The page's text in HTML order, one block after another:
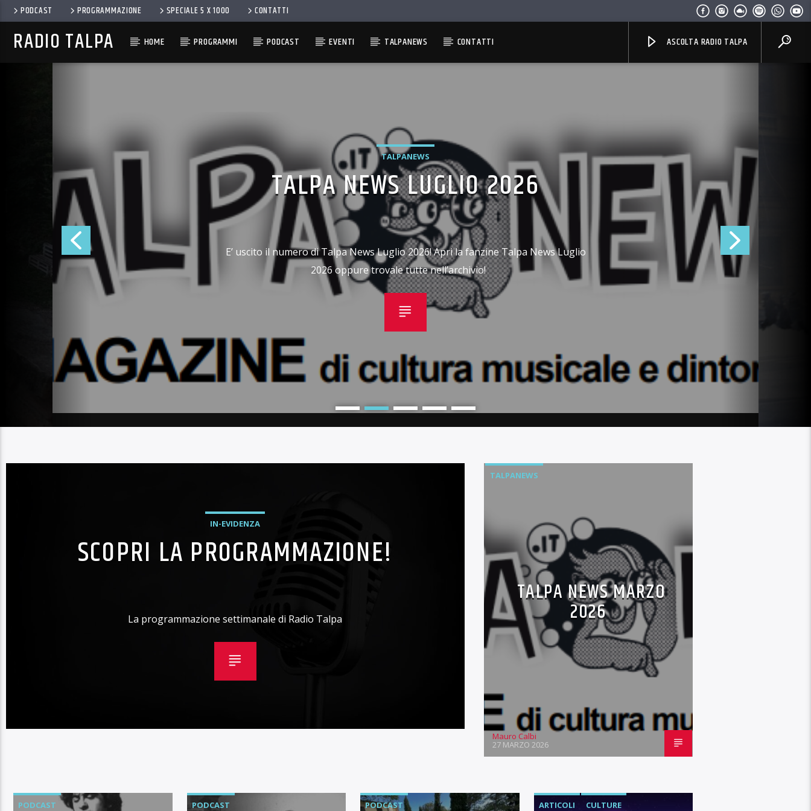
PODCAST PROGRAMMAZIONE SPECIALE 5 X 1000 CONTATTI
RADIO TALPA HOME PROGRAMMI PODCAST EVENTI TALPANEWS CONTATTI ASCOLTA RADIO TALPA
TALPANEWS
TALPA NEWS LUGLIO 2026
E’ uscito il numero di Talpa News Luglio 2026! Apri la fanzine Talpa News Luglio
2026 oppure trovale tutte nell’archivio!
IN-EVIDENZA
SCOPRI LA PROGRAMMAZIONE!
La programmazione settimanale di Radio Talpa
TALPANEWS
TALPA NEWS MARZO
2026
Mauro Calbi
27 MARZO 2026
PODCAST PODCAST PODCAST ARTICOLI
CULTURE